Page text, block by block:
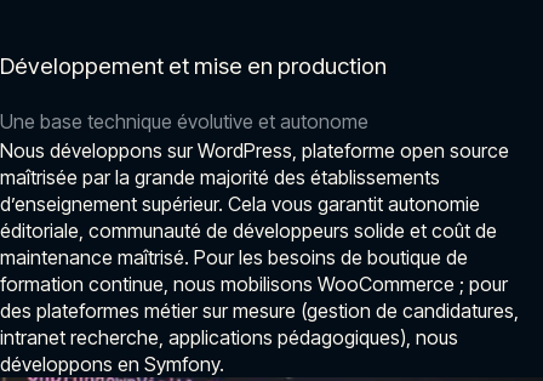
Développement et mise en production
Une base technique évolutive et autonome
Nous développons sur WordPress, plateforme open source
maîtrisée par la grande majorité des établissements
d’enseignement supérieur. Cela vous garantit autonomie
éditoriale, communauté de développeurs solide et coût de
maintenance maîtrisé. Pour les besoins de boutique de
formation continue, nous mobilisons WooCommerce ; pour
des plateformes métier sur mesure (gestion de candidatures,
intranet recherche, applications pédagogiques), nous
développons en Symfony.